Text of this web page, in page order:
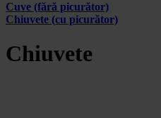
Cuve (fără picurător)
Chiuvete (cu picurător)
Chiuvete